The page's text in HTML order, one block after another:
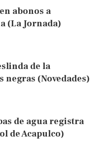
abonos a
(La Jornada)
de la
(Novedades)
de agua registra
de Acapulco)